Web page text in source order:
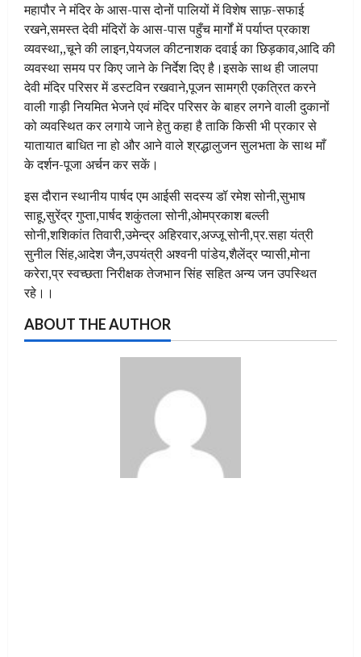
महापौर ने मंदिर के आस-पास दोनों पालियों में विशेष साफ़-सफाई
रखने,समस्त देवी मंदिरों के आस-पास पहुँच मार्गों में पर्याप्त प्रकाश
व्यवस्था,,चूने की लाइन,पेयजल कीटनाशक दवाई का छिड़काव,आदि की
व्यवस्था समय पर किए जाने के निर्देश दिए है।इसके साथ ही जालपा
देवी मंदिर परिसर में डस्टविन रखवाने,पूजन सामग्री एकत्रित करने
वाली गाड़ी नियमित भेजने एवं मंदिर परिसर के बाहर लगने वाली दुकानों
को व्यवस्थित कर लगाये जाने हेतु कहा है ताकि किसी भी प्रकार से
यातायात बाधित ना हो और आने वाले श्रद्धालुजन सुलभता के साथ माँ
के दर्शन-पूजा अर्चन कर सकें।
इस दौरान स्थानीय पार्षद एम आईसी सदस्य डॉ रमेश सोनी,सुभाष
साहू,सुरेंद्र गुप्ता,पार्षद शकुंतला सोनी,ओमप्रकाश बल्ली
सोनी,शशिकांत तिवारी,उमेन्द्र अहिरवार,अज्जू सोनी,प्र.सहा यंत्री
सुनील सिंह,आदेश जैन,उपयंत्री अश्वनी पांडेय,शैलेंद्र प्यासी,मोना
करेरा,प्र स्वच्छता निरीक्षक तेजभान सिंह सहित अन्य जन उपस्थित
रहे।।
ABOUT THE AUTHOR